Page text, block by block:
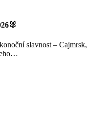
slavnost – Cajmrsk,